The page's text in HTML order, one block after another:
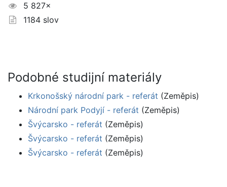
5 827×
1184 slov
Podobné studijní materiály
Krkonošský národní park - referát (Zeměpis)
Národní park Podyjí - referát (Zeměpis)
Švýcarsko - referát (Zeměpis)
Švýcarsko - referát (Zeměpis)
Švýcarsko - referát (Zeměpis)